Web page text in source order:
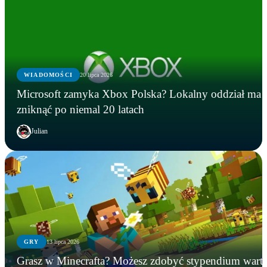
WIADOMOŚCI 20 lipca 2026
Microsoft zamyka Xbox Polska? Lokalny oddział ma
zniknąć po niemal 20 latach
Julian
GRY 13 lipca 2026
Grasz w Minecrafta? Możesz zdobyć stypendium warte
GRY
WIADOMOŚCI
GRY